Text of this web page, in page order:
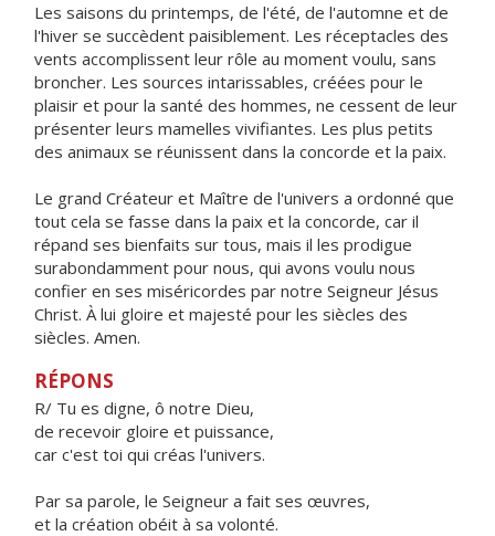
Les saisons du printemps, de l'été, de l'automne et de
l'hiver se succèdent paisiblement. Les réceptacles des
vents accomplissent leur rôle au moment voulu, sans
broncher. Les sources intarissables, créées pour le
plaisir et pour la santé des hommes, ne cessent de leur
présenter leurs mamelles vivifiantes. Les plus petits
des animaux se réunissent dans la concorde et la paix.
Le grand Créateur et Maître de l'univers a ordonné que
tout cela se fasse dans la paix et la concorde, car il
répand ses bienfaits sur tous, mais il les prodigue
surabondamment pour nous, qui avons voulu nous
confier en ses miséricordes par notre Seigneur Jésus
Christ. À lui gloire et majesté pour les siècles des
siècles. Amen.
RÉPONS
R/ Tu es digne, ô notre Dieu,
de recevoir gloire et puissance,
car c'est toi qui créas l'univers.
Par sa parole, le Seigneur a fait ses œuvres,
et la création obéit à sa volonté.